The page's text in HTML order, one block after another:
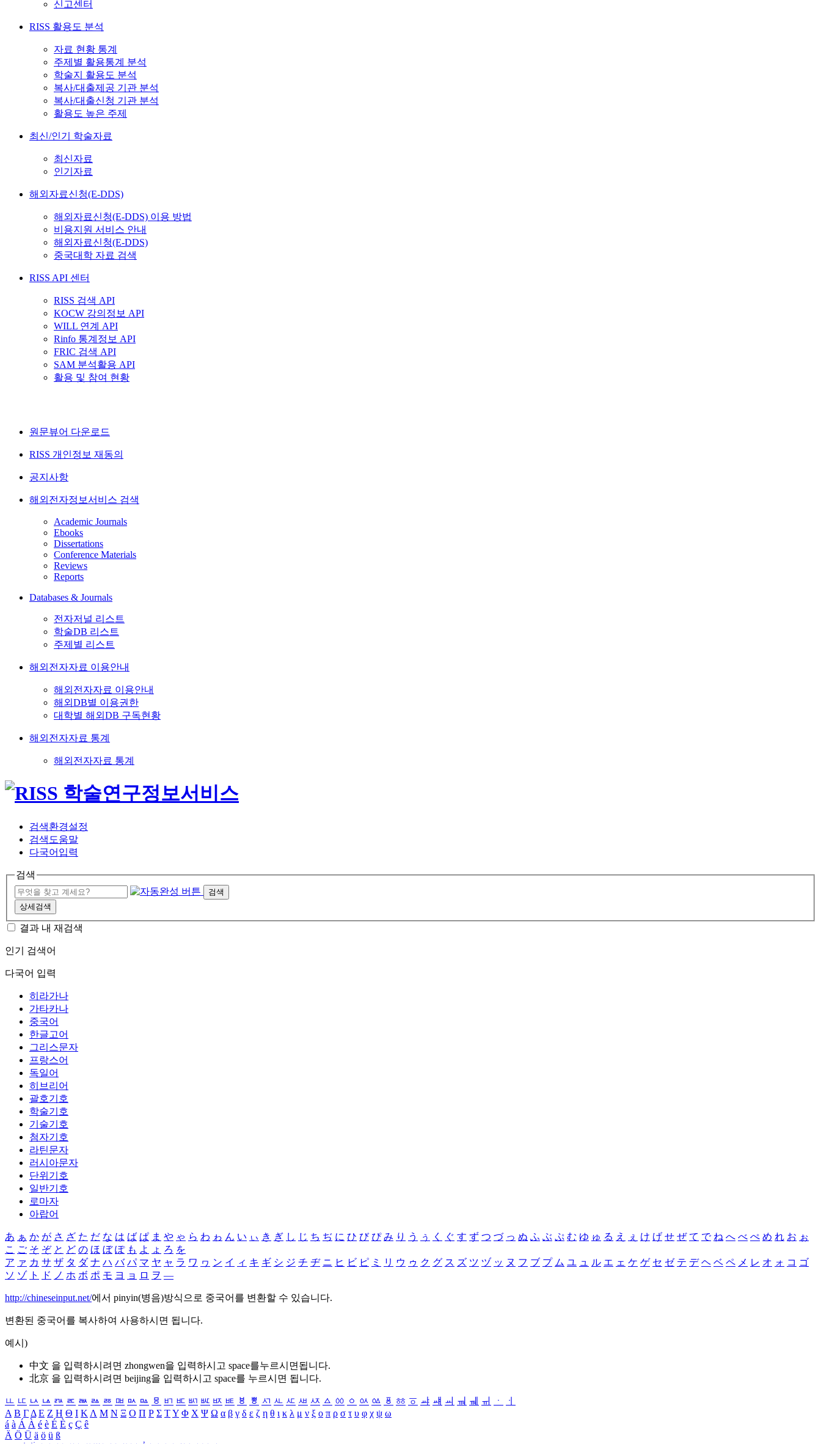
신고센터
RISS 활용도 분석
자료 현황 통계
주제별 활용통계 분석
학술지 활용도 분석
복사/대출제공 기관 분석
복사/대출신청 기관 분석
활용도 높은 주제
최신/인기 학술자료
최신자료
인기자료
해외자료신청(E-DDS)
해외자료신청(E-DDS) 이용 방법
비용지원 서비스 안내
해외자료신청(E-DDS)
중국대학 자료 검색
RISS API 센터
RISS 검색 API
KOCW 강의정보 API
WILL 연계 API
Rinfo 통계정보 API
FRIC 검색 API
SAM 분석활용 API
활용 및 참여 현황
원문뷰어 다운로드
RISS 개인정보 재동의
공지사항
해외전자정보서비스 검색
Academic Journals
Ebooks
Dissertations
Conference Materials
Reviews
Reports
Databases & Journals
전자저널 리스트
학술DB 리스트
주제별 리스트
해외전자자료 이용안내
해외전자자료 이용안내
해외DB별 이용권한
대학별 해외DB 구독현황
해외전자자료 통계
해외전자자료 통계
검색환경설정
검색도움말
다국어입력
검색
검색
상세검색
결과 내 재검색
인기 검색어
다국어 입력
히라가나
가타카나
중국어
한글고어
그리스문자
프랑스어
독일어
히브리어
괄호기호
학술기호
기술기호
첨자기호
라틴문자
러시아문자
단위기호
일반기호
로마자
아랍어
あ ぁ か が さ ざ た だ な は ば ぱ ま や ゃ ら わ ゎ ん い ぃ き ぎ し じ ち ぢ に ひ び ぴ み り う ぅ く ぐ す ず つ づ っ ぬ ふ ぶ ぷ む ゆ ゅ る え ぇ け げ せ ぜ て で ね へ べ ぺ め れ お ぉ
こ ご そ ぞ と ど の ほ ぼ ぽ も よ ょ ろ を
ア ァ カ サ ザ タ ダ ナ ハ バ パ マ ヤ ャ ラ ワ ヮ ン イ ィ キ ギ シ ジ チ ヂ ニ ヒ ビ ピ ミ リ ウ ゥ ク グ ス ズ ツ ヅ ッ ヌ フ ブ プ ム ユ ュ ル エ ェ ケ ゲ セ ゼ テ デ ヘ ベ ペ メ レ オ ォ コ ゴ
ソ ゾ ト ド ノ ホ ボ ポ モ ヨ ョ ロ ヲ ―
http://chineseinput.net/에서 pinyin(병음)방식으로 중국어를 변환할 수 있습니다.
변환된 중국어를 복사하여 사용하시면 됩니다.
예시)
中文 을 입력하시려면 zhongwen을 입력하시고 space를누르시면됩니다.
北京 을 입력하시려면 beijing을 입력하시고 space를 누르시면 됩니다.
ㅥ ㅦ ㅧ ㅨ ㅩ ㅪ ㅫ ㅬ ㅭ ㅮ ㅯ ㅰ ㅱ ㅲ ㅳ ㅴ ㅵ ㅶ ㅷ ㅸ ㅹ ㅺ ㅻ ㅼ ㅽ ㅾ ㅿ ㆀ ㆁ ㆂ ㆃ ㆄ ㆅ ㆆ ㆇ ㆈ ㆉ ㆊ ㆋ ㆌ ㆍ
ㆎ
Α Β ΓΔ Ε Ζ Η Θ Ι ΚΛ Μ Ν Ξ Ο Π Ρ Σ ΤΥ Φ Χ Ψ Ω α β γ δ ε ζ η θ ι κ λ μ ν ξ ο π ρ σ τ υ φ χ ψ ω
á à Á À é è É È ç Ç ê
Ä Ö Ü ä ö ü ß